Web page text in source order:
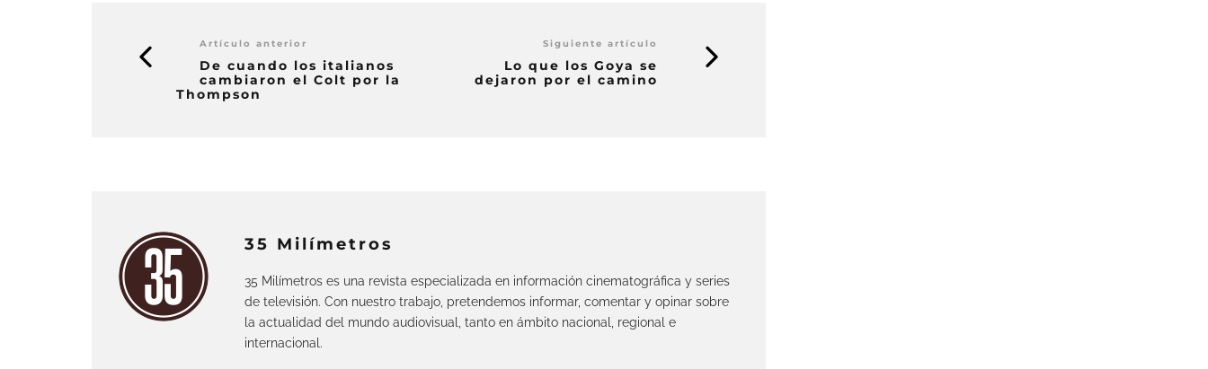
Artículo anterior
De cuando los italianos
cambiaron el Colt por la
Thompson
Siguiente artículo
Lo que los Goya se
dejaron por el camino
35 Milímetros
35 Milímetros es una revista especializada en información cinematográfica y series
de televisión. Con nuestro trabajo, pretendemos informar, comentar y opinar sobre
la actualidad del mundo audiovisual, tanto en ámbito nacional, regional e
internacional.